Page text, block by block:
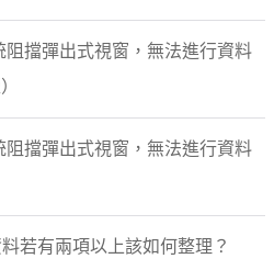
阻擋彈出式視窗，無法進行資料
阻擋彈出式視窗，無法進行資料
若有兩項以上該如何整理？